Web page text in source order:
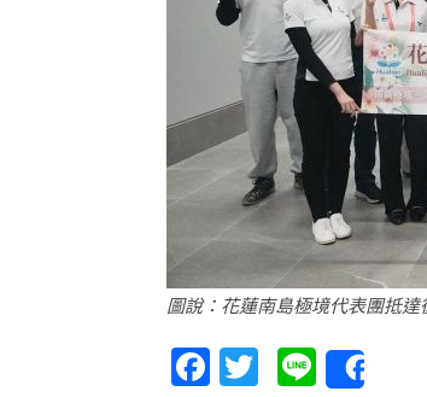
圖說：花蓮南島極境代表團抵
Facebook
Twitter
Line